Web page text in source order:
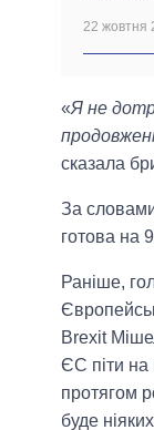
22 жовтня
«Я не
сказала
За
готова на
Раніше,
Brexit
ЄС піти на
протягом
буде